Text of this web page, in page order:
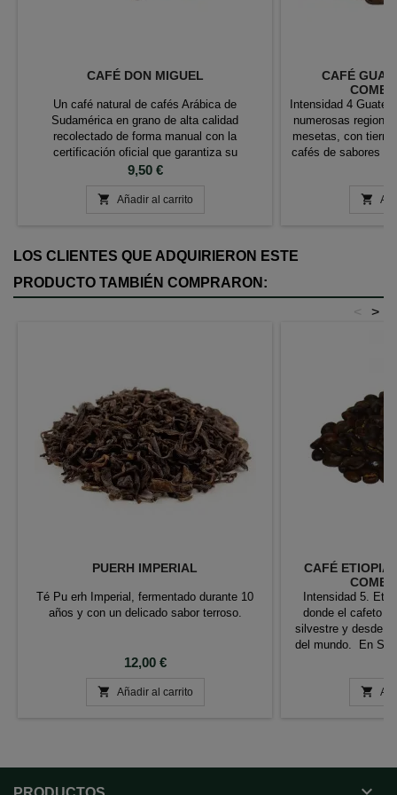
CAFÉ DON MIGUEL
Un café natural de cafés Arábica de
Sudamérica en grano de alta calidad
recolectado de forma manual con la
certificación oficial que garantiza su
producción respetuosa con el medio ambiente
Características: Café 100% Tueste Natural
Precio
9,50 €
 Añadir al carrito
CAFÉ
Intensidad 4
numerosas
mesetas, con
cafés de sabores
y afrutados.

LOS CLIENTES QUE ADQUIRIERON ESTE
PRODUCTO TAMBIÉN COMPRARON:
>
<
PUERH IMPERIAL
Té Pu erh Imperial, fermentado durante 10
años y con un delicado sabor terroso.
Precio
12,00 €
 Añadir al carrito
CAFÉ ETIOPIA
Intensidad 5.
donde el cafeto
silvestre y desde
del mundo. En
Highlands. Son
